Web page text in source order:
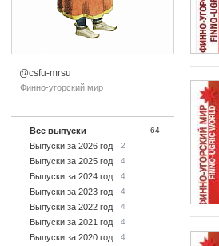
@csfu-mrsu
Финно-угорский мир
Все выпуски 64
Выпуски за 2026 год 2
Выпуски за 2025 год 4
Выпуски за 2024 год 4
Выпуски за 2023 год 4
Выпуски за 2022 год 4
Выпуски за 2021 год 4
Выпуски за 2020 год 4